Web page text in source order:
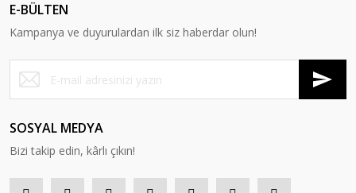
E-BÜLTEN
Kampanya ve duyurulardan ilk siz haberdar olun!
SOSYAL MEDYA
Bizi takip edin, kârlı çıkın!